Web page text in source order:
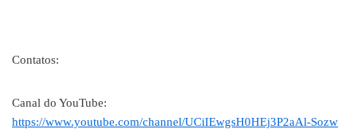
Contatos:
Canal do YouTube:
https://www.youtube.com/channel/UCiIEwgsH0HEj3P2aAl-Sozw